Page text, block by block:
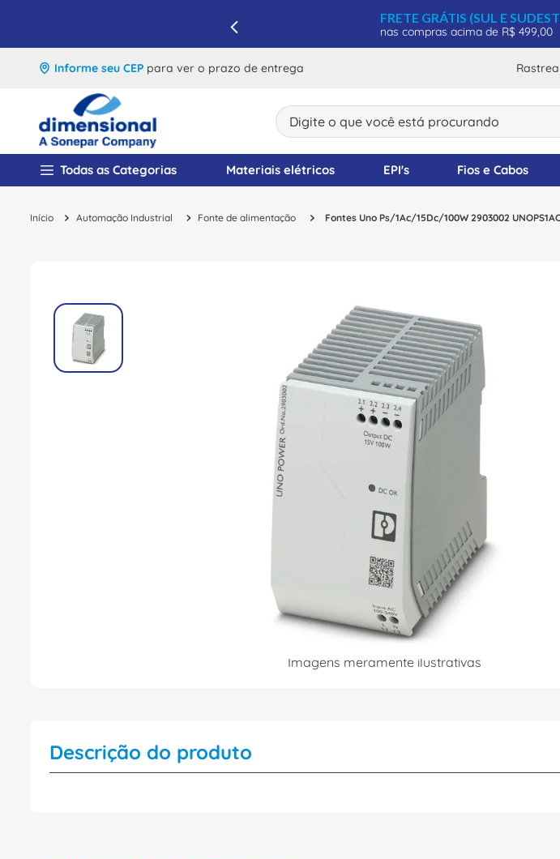
FRETE GRÁTIS (SUL E
nas compras acima de R$ 499,00
Informe seu CEP para ver o prazo de entrega
Digite o que você está procurando
Todas as Categorias Materiais elétricos EPI's Fios e Cabos
Automação Industrial Fonte de alimentação Fontes Uno Ps/1Ac/15Dc/100W 2903002
Imagens meramente ilustrativas
Descrição do produto
1º disjuntor
2º cabo flexivel
barramento
fita isolante
caixa passagem
disjuntor motor